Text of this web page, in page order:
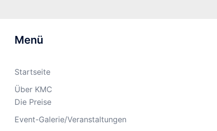
Menü
Startseite
Über KMC
Die Preise
Event-Galerie/Veranstaltungen